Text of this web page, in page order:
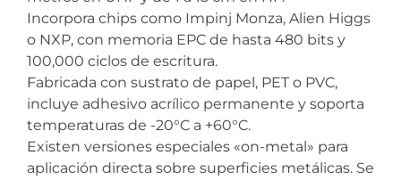
Incorpora chips como Impinj Monza, Alien Higgs
o NXP, con memoria EPC de hasta 480 bits y
100,000 ciclos de escritura.
Fabricada con sustrato de papel, PET o PVC,
incluye adhesivo acrílico permanente y soporta
temperaturas de -20°C a +60°C.
Existen versiones especiales «on-metal» para
aplicación directa sobre superficies metálicas. Se